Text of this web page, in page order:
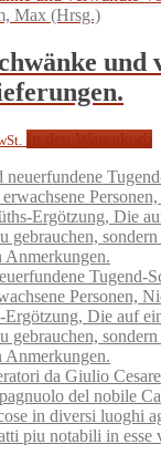
Max (Hrsg.)
und
Tugend-
Personen,
Die auf
gebrauchen,
Anmerkungen.